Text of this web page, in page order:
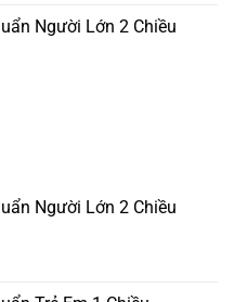
Người Lớn 2 Chiều
Người Lớn 2 Chiều